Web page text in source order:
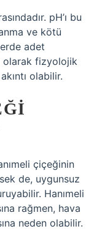
pH’ı bu
ve kötü
adet
olarak fizyolojik
olabilir.
çiçeğinin
de, uygunsuz
Hanımeli
rağmen, hava
neden olabilir.